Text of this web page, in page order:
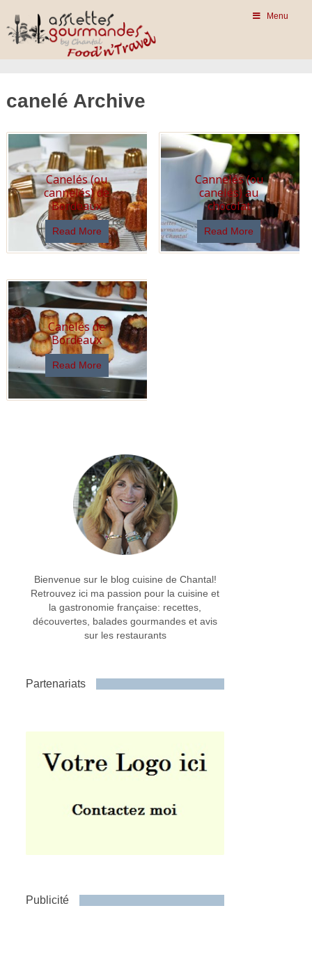
Menu
canelé Archive
Canelés (ou
cannelés) de
Bordeaux
Read More
Cannelés (ou
canelés) au
chocolat
Read More
Canelés de
Bordeaux
Read More
Bienvenue sur le blog cuisine de Chantal!
Retrouvez ici ma passion pour la cuisine et
la gastronomie française: recettes,
découvertes, balades gourmandes et avis
sur les restaurants
Partenariats
Publicité